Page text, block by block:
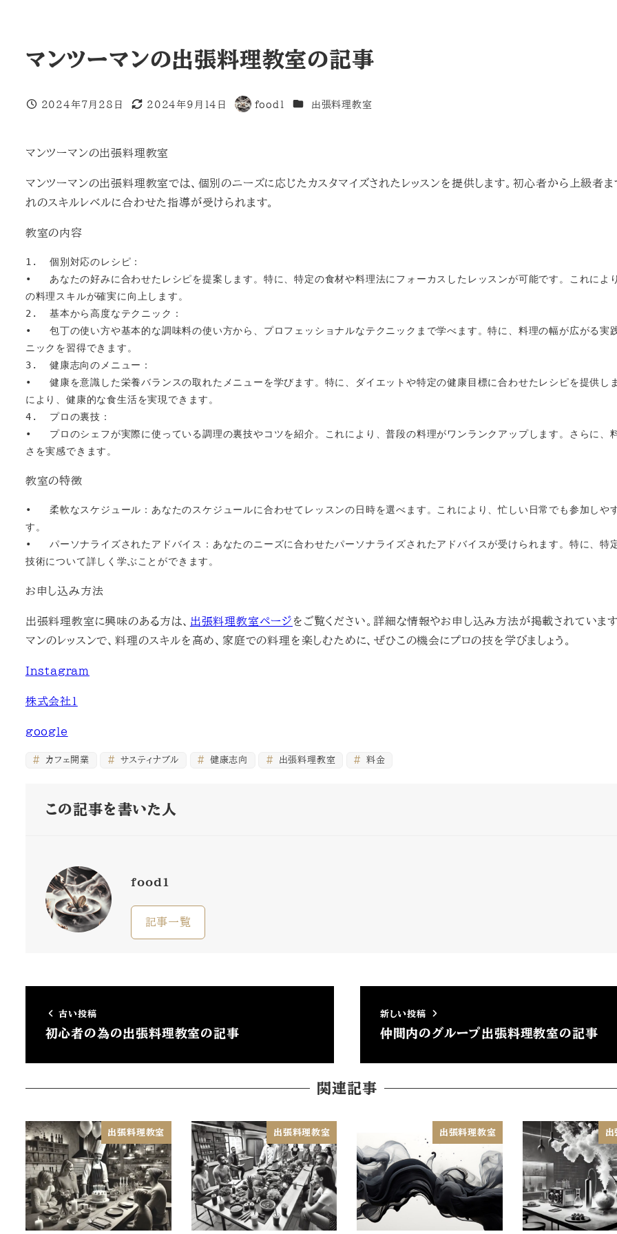
マンツーマンの出張料理教室の記事
投稿日
2024年7月28日
更新日
2024年9月14日
著
food1 カテゴリー
出張料理教室
マンツーマンの出張料理教室
マンツーマンの出張料理教室では、個別のニーズに応じたカスタマイズされたレッスンを提供します。初心者から上級者ま
れのスキルレベルに合わせた指導が受けられます。
教室の内容
1.  個別対応のレシピ：
•   あなたの好みに合わせたレシピを提案します。特に、特定の食材や料理法にフォーカスしたレッスンが可能です。これによ
の料理スキルが確実に向上します。
2.  基本から高度なテクニック：
•   包丁の使い方や基本的な調味料の使い方から、プロフェッショナルなテクニックまで学べます。特に、料理の幅が広がる実
ニックを習得できます。
3.  健康志向のメニュー：
•   健康を意識した栄養バランスの取れたメニューを学びます。特に、ダイエットや特定の健康目標に合わせたレシピを提供し
により、健康的な食生活を実現できます。
4.  プロの裏技：
•   プロのシェフが実際に使っている調理の裏技やコツを紹介。これにより、普段の料理がワンランクアップします。さらに、
さを実感できます。
教室の特徴
•   柔軟なスケジュール：あなたのスケジュールに合わせてレッスンの日時を選べます。これにより、忙しい日常でも参加しや
す。
•   パーソナライズされたアドバイス：あなたのニーズに合わせたパーソナライズされたアドバイスが受けられます。特に、特
技術について詳しく学ぶことができます。
お申し込み方法
出張料理教室に興味のある方は、 出張料理教室ページ をご覧ください。詳細な情報やお申し込み方法が掲載されています
マンのレッスンで、料理のスキルを高め、家庭での料理を楽しむために、ぜひこの機会にプロの技を学びましょう。
Instagram
株式会社1
google
カフェ開業 サスティナブル 健康志向 出張料理教室 料金
この記事を書いた人
food1
記事一覧
古い投稿
初心者の為の出張料理教室の記事
新しい投稿
仲間内のグループ出張料理教室の記事
関連記事
出張料理教室 出張料理教室 出張料理教室 出